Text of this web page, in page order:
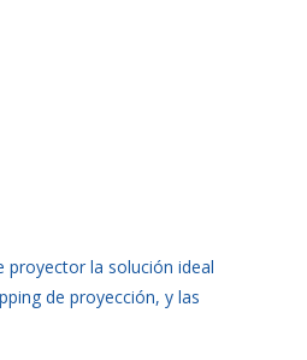
proyector la solución ideal
de proyección, y las